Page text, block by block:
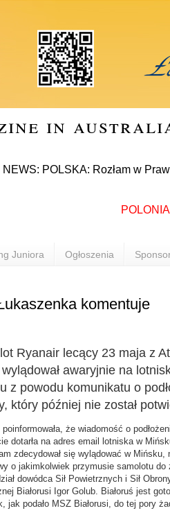
in
POLSKA: Rozłam w Prawie
POLONIA
Juniora Ogłoszenia
komentuje
Ryanair lecący 23 maja z
awaryjnie na
z powodu komunikatu o
który później nie został
poinformowała, że wiadomość o
dotarła na adres email lotniska w
zdecydował się wylądować w Mińsku,
o jakimkolwiek przymusie samolotu do
dowódca Sił Powietrznych i Sił
Białorusi Igor Golub. Białoruś jest
podało MSZ Białorusi, do tej pory